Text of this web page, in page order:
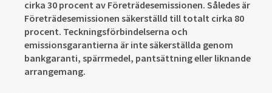
cirka 30 procent av Företrädesemissionen. Således är
Företrädesemissionen säkerställd till totalt cirka 80
procent. Teckningsförbindelserna och
emissionsgarantierna är inte säkerställda genom
bankgaranti, spärrmedel, pantsättning eller liknande
arrangemang.